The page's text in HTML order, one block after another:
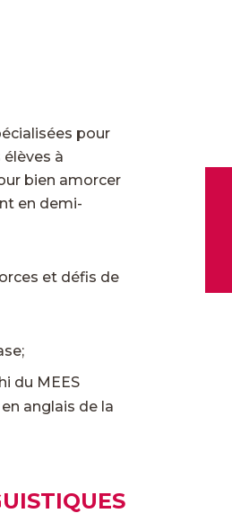
pour
à
bien amorcer
en demi-
et défis de
du MEES
anglais de la